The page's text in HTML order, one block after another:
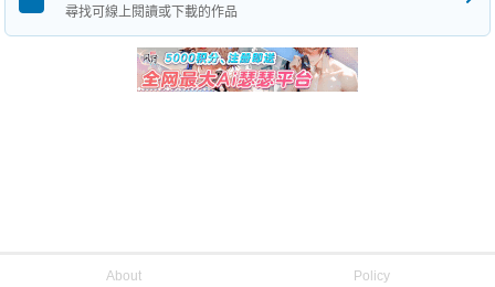
尋找可線上閱讀或下載的作品
About Policy